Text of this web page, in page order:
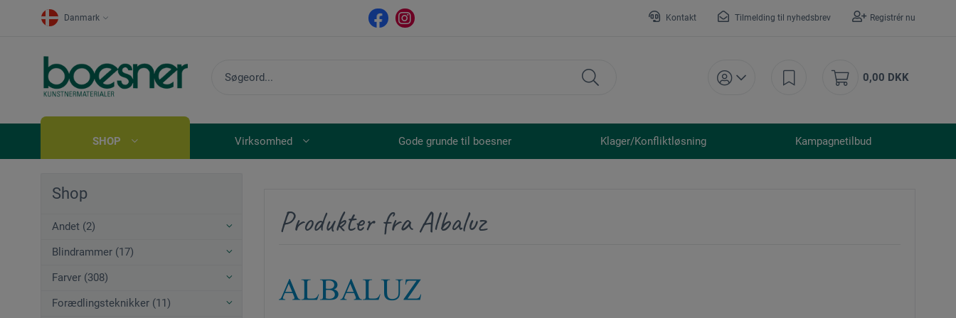
Danmark Kontakt Tilmelding til nyhedsbrev Registrér nu
0,00 DKK
SHOP Virksomhed Gode grunde til boesner Klager/Konfliktløsning Kampagnetilbud
Shop
Andet (2)
Blindrammer (17)
Farver (308)
Forædlingsteknikker (11)
Produkter fra Albaluz